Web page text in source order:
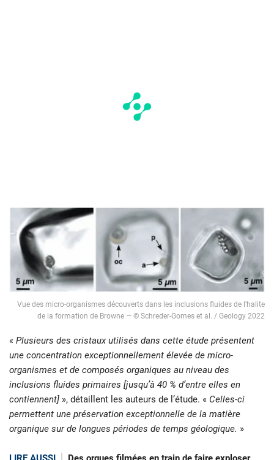
Vue des micro-organismes découverts dans les inclusions fluides de l’halite
de la formation de Browne — © Schreder-Gomes et al. / Geology 2022
« Plusieurs des cristaux utilisés dans cette étude présentent
une concentration exceptionnellement élevée de micro-
organismes et de composés organiques au niveau des
inclusions fluides primaires [jusqu’à 40 % d’entre elles en
contiennent] », détaillent les auteurs de l’étude. « Celles-ci
permettent une préservation exceptionnelle de la matière
organique sur de longues périodes de temps géologique. »